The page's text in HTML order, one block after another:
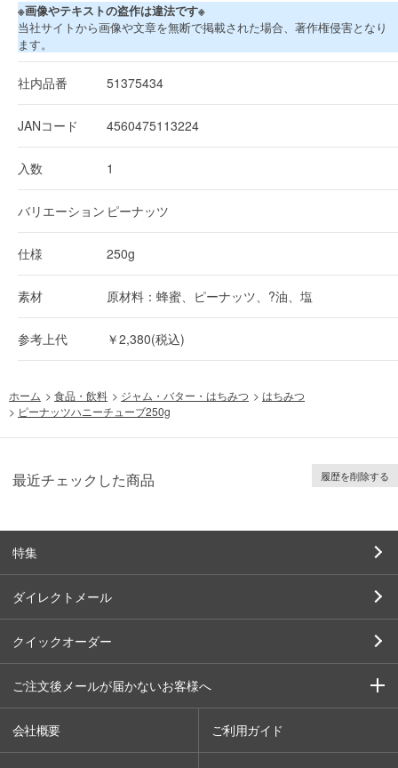
※画像やテキストの盗作は違法です※
当社サイトから画像や文章を無断で掲載された場合、著作権侵害となり
ます。
社内品番 51375434
JANコード 4560475113224
入数 1
バリエーション ピーナッツ
仕様 250g
素材 原材料：蜂蜜、ピーナッツ、?油、塩
参考上代 ￥2,380(税込)
ホーム > 食品・飲料 > ジャム・バター・はちみつ > はちみつ
> ピーナッツハニーチューブ250g
最近チェックした商品 履歴を削除する
特集
ダイレクトメール
クイックオーダー
ご注文後メールが届かないお客様へ
会社概要 ご利用ガイド